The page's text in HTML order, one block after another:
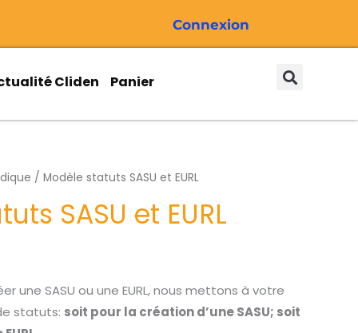
Connexion
Cliden Panier
/ Modèle statuts SASU et EURL
SASU et EURL
une SASU ou une EURL, nous mettons à votre
statuts: soit pour la création d’une SASU; soit